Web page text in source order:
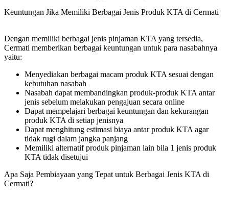
Keuntungan Jika Memiliki Berbagai Jenis Produk KTA di Cermati
Dengan memiliki berbagai jenis pinjaman KTA yang tersedia,
Cermati memberikan berbagai keuntungan untuk para nasabahnya
yaitu:
Menyediakan berbagai macam produk KTA sesuai dengan
kebutuhan nasabah
Nasabah dapat membandingkan produk-produk KTA antar
jenis sebelum melakukan pengajuan secara online
Dapat mempelajari berbagai keuntungan dan kekurangan
produk KTA di setiap jenisnya
Dapat menghitung estimasi biaya antar produk KTA agar
tidak rugi dalam jangka panjang
Memiliki alternatif produk pinjaman lain bila 1 jenis produk
KTA tidak disetujui
Apa Saja Pembiayaan yang Tepat untuk Berbagai Jenis KTA di
Cermati?